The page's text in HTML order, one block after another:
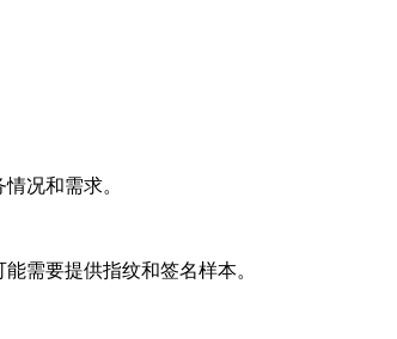
况和需求。
需要提供指纹和签名样本。